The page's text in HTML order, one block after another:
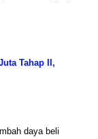
Tahap II,
daya beli